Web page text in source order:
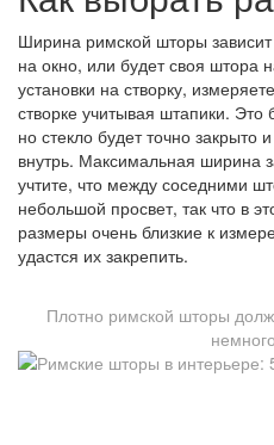
Ширина римской шторы
на окно, или будет своя штора
установки на створку,
створке учитывая штапики.
но стекло будет точно закрыто
внутрь. Максимальная ширина
учтите, что между соседними
небольшой просвет, так что в
размеры очень близкие к
удастся их закрепить.
Плотно римской шторы